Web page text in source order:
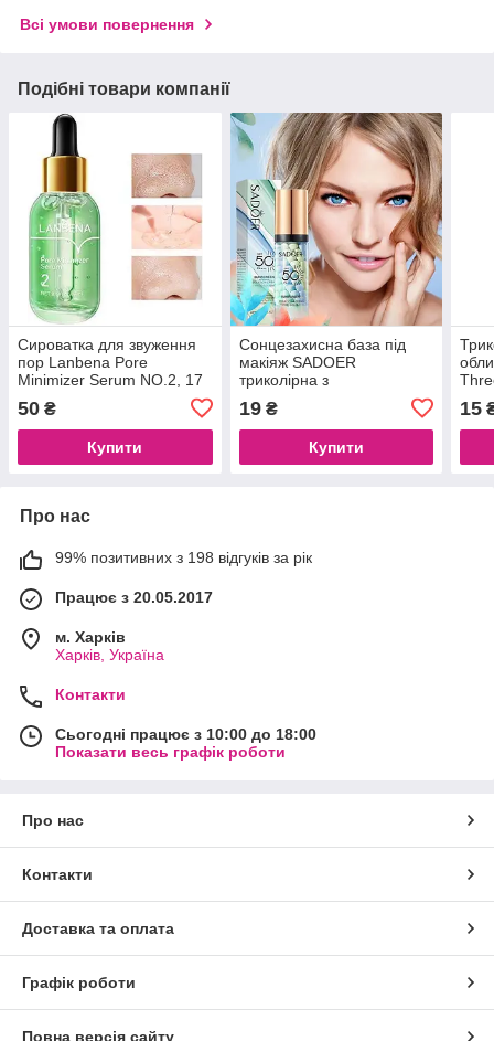
Всі умови повернення
Подібні товари компанії
Сироватка для звуження
пор Lanbena Pore
Minimizer Serum NO.2, 17
50 ₴
Купити
Сонцезахисна база під
макіяж SADOER
триколірна з
мультиефектом SPF50+,
40 g
19₴
Купити
15
Про нас
99% позитивних з 198 відгуків за рік
Працює з 20.05.2017
м. Харків
Харків, Україна
Контакти
Сьогодні працює з 10:00 до 18:00
Показати весь графік роботи
Про нас
Контакти
Доставка та оплата
Графік роботи
Повна версія сайту